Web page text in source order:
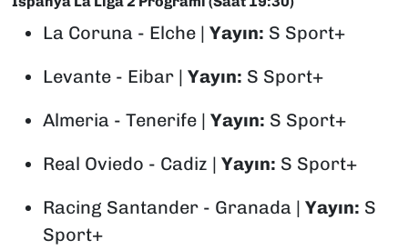
La Coruna - Elche | Yayın: S Sport+
Levante - Eibar | Yayın: S Sport+
Almeria - Tenerife | Yayın: S Sport+
Real Oviedo - Cadiz | Yayın: S Sport+
Racing Santander - Granada | Yayın: S
Sport+